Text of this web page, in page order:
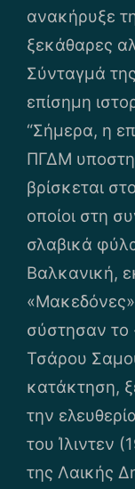
ανακήρυξε
ξεκάθαρες
Σύνταγμά
επίσημη
“Σήμερα, η
ΠΓΔΜ
βρίσκεται
οποίοι στη
σλαβικά
Βαλκανική,
«Μακεδόνες»
σύστησαν το
Τσάρου
κατάκτηση,
την
του Ίλιντεν
της Λαικής